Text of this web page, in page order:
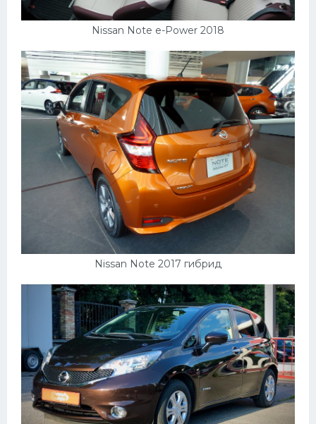
Nissan Note e-Power 2018
Nissan Note 2017 гибрид